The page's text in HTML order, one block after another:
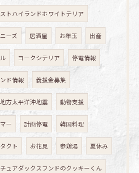
トハイランドホワイトテリア
ーズ 居酒屋 お年玉 出産
ヨークシテリア 停電情報
ド情報 義援金募集
方太平洋沖地震 動物支援
ー 計画停電 韓国料理
クト お花見 参鶏湯 夏休み
ュアダックスフンドのクッキーくん